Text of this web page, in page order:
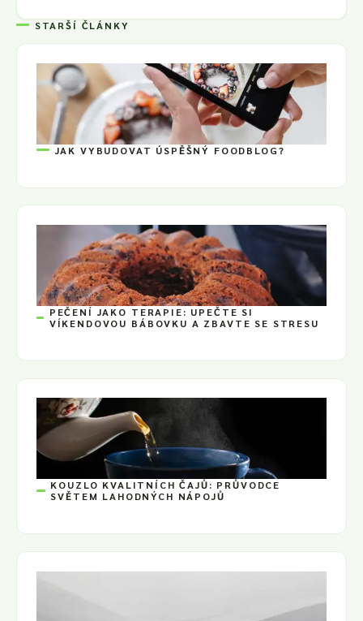
STARŠÍ ČLÁNKY
JAK VYBUDOVAT ÚSPĚŠNÝ FOODBLOG?
PEČENÍ JAKO TERAPIE: UPEČTE SI
VÍKENDOVOU BÁBOVKU A ZBAVTE SE STRESU
KOUZLO KVALITNÍCH ČAJŮ: PRŮVODCE
SVĚTEM LAHODNÝCH NÁPOJŮ